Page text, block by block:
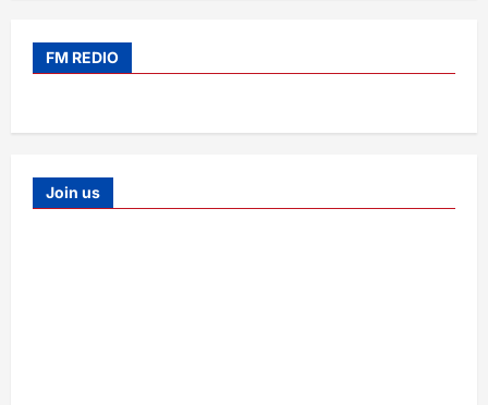
FM REDIO
Join us